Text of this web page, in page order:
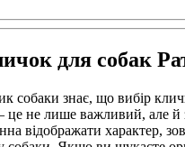
для собак
собаки знає, що вибір
не лише важливий, але й
відображати характер,